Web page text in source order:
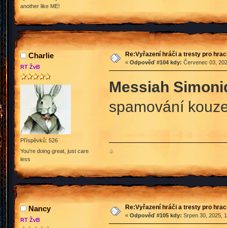
another like ME!
Charlie
RT ŽvB
Příspěvků: 526
You're doing great, just care
less
Re:Vyřazení hráči a tresty pro
« Odpověď #104 kdy: Červenec 03,
Messiah
spamování
♧
Nancy
RT ŽvB
Re:Vyřazení hráči a tresty pro
« Odpověď #105 kdy: Srpen 30, 2025,